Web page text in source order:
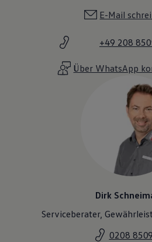
E-Mail
+49 208
Über WhatsApp
Dirk
Serviceberater,
0208